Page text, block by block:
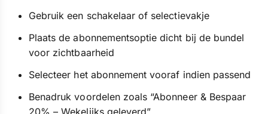
Gebruik een schakelaar of selectievakje
Plaats de abonnementsoptie dicht bij de bundel
voor zichtbaarheid
Selecteer het abonnement vooraf indien passend
Benadruk voordelen zoals “Abonneer & Bespaar
20% – Wekelijks geleverd”